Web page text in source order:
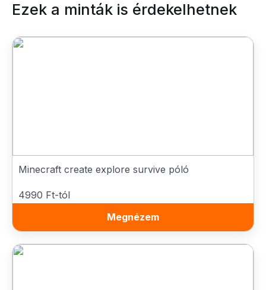
Ezek a minták is érdekelhetnek
Minecraft create explore survive póló
4990 Ft-tól
Megnézem